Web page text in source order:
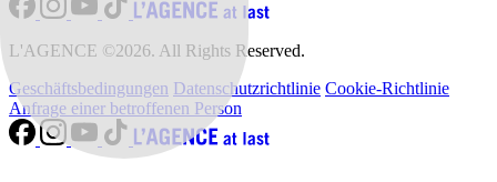
L'AGENCE ©2026. All Rights Reserved.
Geschäftsbedingungen Datenschutzrichtlinie Cookie-Richtlinie
Anfrage einer betroffenen Person